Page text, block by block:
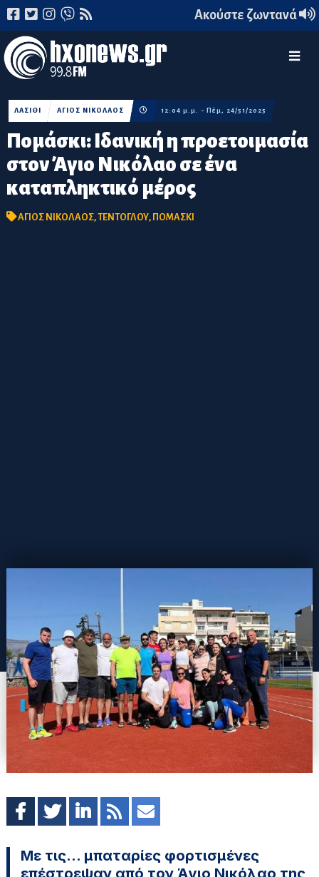
Ακούστε ζωντανά
Πομάσκι: Ιδανική η προετοιμασία
στον Άγιο Νικόλαο σε ένα
καταπληκτικό μέρος
ΛΑΣΙΘΙ ΑΓΙΟΣ ΝΙΚΟΛΑΟΣ 12:04 μ.μ. - Πέμ, 24/51/2025
ΑΓΙΟΣ ΝΙΚΟΛΑΟΣ,ΤΕΝΤΟΓΛΟΥ, ΠΟΜΑΣΚΙ
Με τις… μπαταρίες φορτισμένες
επέστρεψαν από τον Άγιο Νικόλαο της